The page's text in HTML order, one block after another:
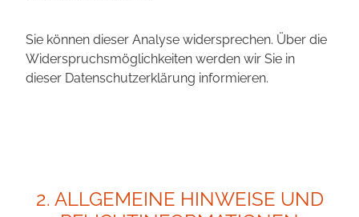
Sie können dieser Analyse widersprechen. Über die
Widerspruchsmöglichkeiten werden wir Sie in
dieser Datenschutzerklärung informieren.
2. ALLGEMEINE HINWEISE UND